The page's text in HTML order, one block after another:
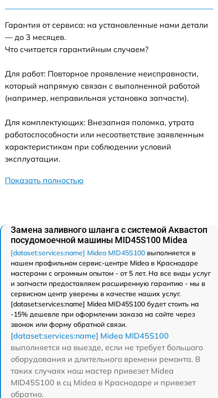
Гарантия от сервиса: на установленные нами детали
— до 3 месяцев.
Что считается гарантийным случаем?
Для работ: Повторное проявление неисправности,
который напрямую связан с выполненной работой
(например, неправильная установка запчасти).
Для комплектующих: Внезапная поломка, утрата
работоспособности или несоответствие заявленным
характеристикам при соблюдении условий
эксплуатации.
Показать полностью
Замена заливного шланга с системой Аквастоп
посудомоечной машины MID45S100 Midea
[dataset:services:name] Midea MID45S100 выполняется в
нашем профильном сервис-центре Midea в Краснодаре
мастерами с огромным опытом - от 5 лет. На все виды услуг
и запчасти предоставляем расширенную гарантию - мы в
сервисном центр уверены в качестве наших услуг.
[dataset:services:name] Midea MID45S100 будет стоить на
-15% дешевле при оформлении заказа на сайте через
звонок или форму обратной связи.
[dataset:services:name] Midea MID45S100
выполняется на выезде, если не требует большого
оборудования и длительного времени ремонта. В
таких случаях наш мастер привезет Midea
MID45S100 в сц Midea в Краснодаре и привезет
обратно.